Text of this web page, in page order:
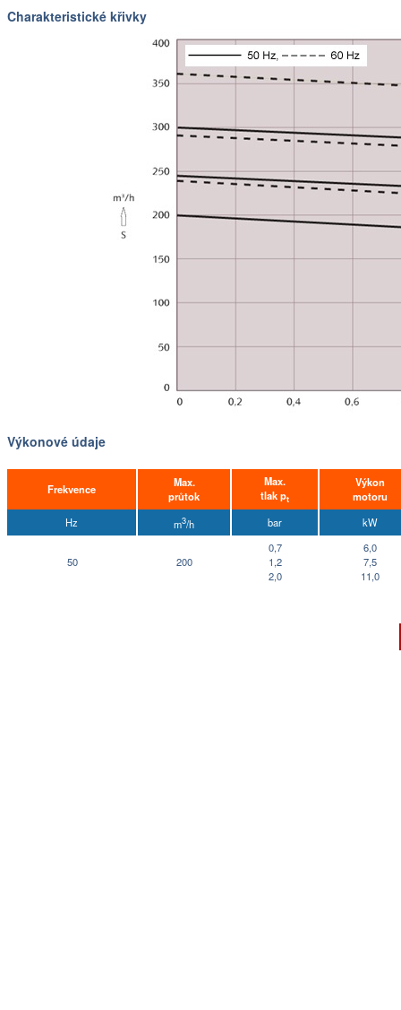
Charakteristické křivky
Výkonové údaje
Frekvence
Max.
průtok
Max.
tlak pt
Výkon
motoru
Hz
m3/h bar kW
50 200
0,7
1,2
2,0
6,0
7,5
11,0